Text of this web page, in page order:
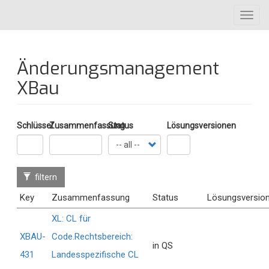
Inhalt
Änderungsmanagement
XBau
SchlüsselZusammenfassung
Status Lösungsversionen
filtern
Key Zusammenfassung Status
XBAU-
431
XL: CL für
Code.Rechtsbereich:
Landesspezifische CL
in QS